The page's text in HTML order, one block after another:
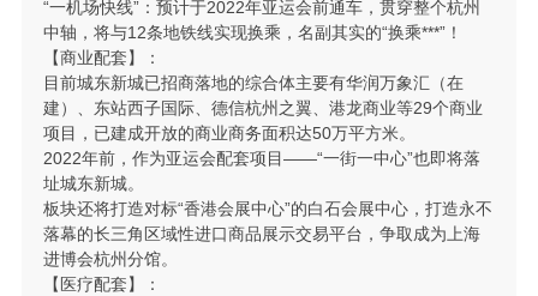
“一机场快线”：预计于2022年亚运会前通车，贯穿整个杭州
中轴，将与12条地铁线实现换乘，名副其实的“换乘***”！
【商业配套】：
目前城东新城已招商落地的综合体主要有华润万象汇（在
建）、东站西子国际、德信杭州之翼、港龙商业等29个商业
项目，已建成开放的商业商务面积达50万平方米。
2022年前，作为亚运会配套项目——“一街一中心”也即将落
址城东新城。
板块还将打造对标“香港会展中心”的白石会展中心，打造永不
落幕的长三角区域性进口商品展示交易平台，争取成为上海
进博会杭州分馆。
【医疗配套】：